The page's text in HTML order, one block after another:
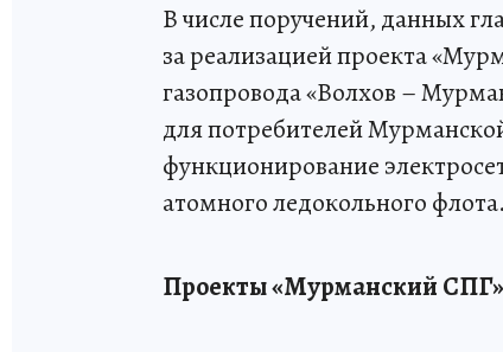
В числе поручений, данных
за реализацией проекта
газопровода «Волхов –
для потребителей
функционирование
атомного ледокольного флота.
Проекты «Мурманский